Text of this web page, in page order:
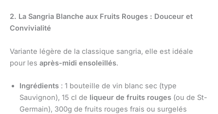
2. La Sangria Blanche aux Fruits Rouges : Douceur et
Convivialité
Variante légère de la classique sangria, elle est idéale
pour les après-midi ensoleillés.
Ingrédients : 1 bouteille de vin blanc sec (type
Sauvignon), 15 cl de liqueur de fruits rouges (ou de St-
Germain), 300g de fruits rouges frais ou surgelés